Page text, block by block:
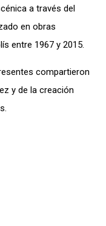
a través del
en obras
entre 1967 y 2015.
compartieron
y de la creación